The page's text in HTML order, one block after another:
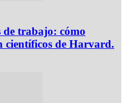
de trabajo: cómo
científicos de Harvard.